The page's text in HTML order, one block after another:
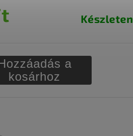
Készleten
a
kosárhoz